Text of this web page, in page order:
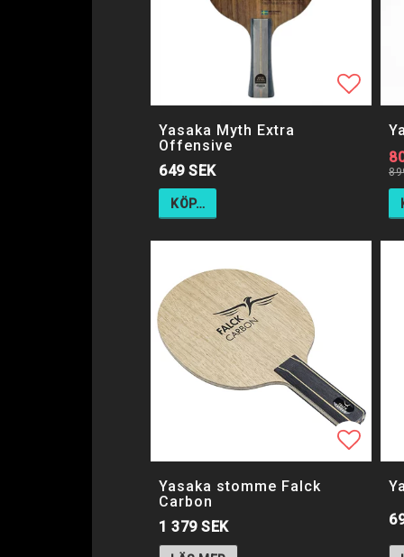
Yasaka Myth Extra
Offensive
649 SEK
KÖP…
Yasaka stomme Falck
Carbon
1 379 SEK